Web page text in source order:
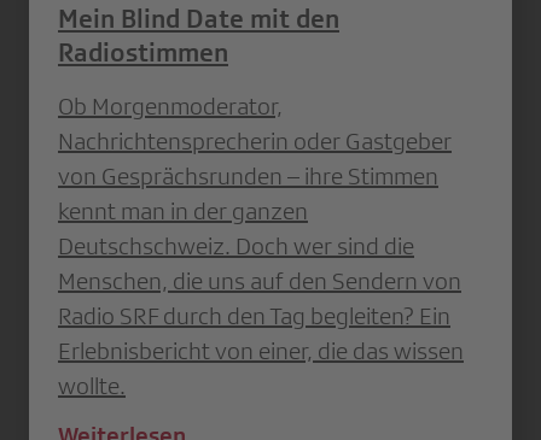
Mein Blind Date mit den
Radiostimmen
Ob Morgenmoderator,
Nachrichtensprecherin oder Gastgeber
von Gesprächsrunden – ihre Stimmen
kennt man in der ganzen
Deutschschweiz. Doch wer sind die
Menschen, die uns auf den Sendern von
Radio SRF durch den Tag begleiten? Ein
Erlebnisbericht von einer, die das wissen
wollte.
Weiterlesen